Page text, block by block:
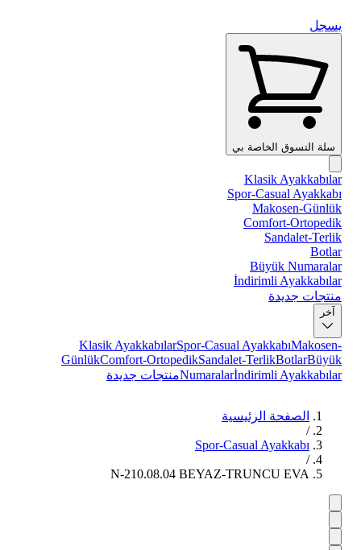
يسجل
سلة التسوق الخاصة بي
Klasik Ayakkabılar
Spor-Casual Ayakkabı
Makosen-Günlük
Comfort-Ortopedik
Sandalet-Terlik
Botlar
Büyük Numaralar
İndirimli Ayakkabılar
منتجات جديدة
آخر
Klasik AyakkabılarSpor-Casual AyakkabıMakosen-
GünlükComfort-OrtopedikSandalet-TerlikBotlarBüyük
Numaralarİndirimli Ayakkabılar منتجات جديدة
الصفحة الرئيسية
/
Spor-Casual Ayakkabı
/
N-210.08.04 BEYAZ-TRUNCU EVA